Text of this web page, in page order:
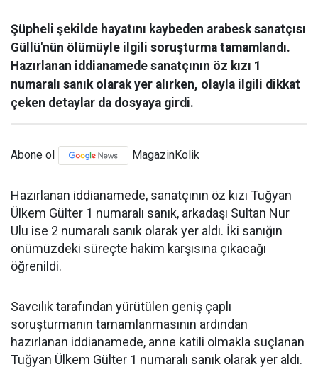
Şüpheli şekilde hayatını kaybeden arabesk sanatçısı
Güllü'nün ölümüyle ilgili soruşturma tamamlandı.
Hazırlanan iddianamede sanatçının öz kızı 1
numaralı sanık olarak yer alırken, olayla ilgili dikkat
çeken detaylar da dosyaya girdi.
Abone ol MagazinKolik
Hazırlanan iddianamede, sanatçının öz kızı Tuğyan
Ülkem Gülter 1 numaralı sanık, arkadaşı Sultan Nur
Ulu ise 2 numaralı sanık olarak yer aldı. İki sanığın
önümüzdeki süreçte hakim karşısına çıkacağı
öğrenildi.
Savcılık tarafından yürütülen geniş çaplı
soruşturmanın tamamlanmasının ardından
hazırlanan iddianamede, anne katili olmakla suçlanan
Tuğyan Ülkem Gülter 1 numaralı sanık olarak yer aldı.